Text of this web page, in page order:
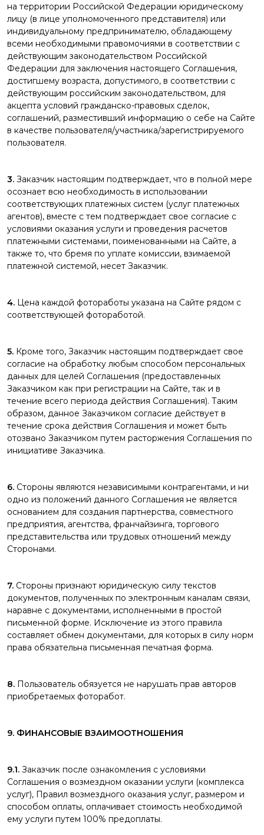
на территории Российской Федерации юридическому
лицу (в лице уполномоченного представителя) или
индивидуальному предпринимателю, обладающему
всеми необходимыми правомочиями в соответствии с
действующим законодательством Российской
Федерации для заключения настоящего Соглашения,
достигшему возраста, допустимого, в соответствии с
действующим российским законодательством, для
акцепта условий гражданско-правовых сделок,
соглашений, разместивший информацию о себе на Сайте
в качестве пользователя/участника/зарегистрируемого
пользователя.
3. Заказчик настоящим подтверждает, что в полной мере
осознает всю необходимость в использовании
соответствующих платежных систем (услуг платежных
агентов), вместе с тем подтверждает свое согласие с
условиями оказания услуги и проведения расчетов
платежными системами, поименованными на Сайте, а
также то, что бремя по уплате комиссии, взимаемой
платежной системой, несет Заказчик.
4. Цена каждой фотоработы указана на Сайте рядом с
соответствующей фотоработой.
5. Кроме того, Заказчик настоящим подтверждает свое
согласие на обработку любым способом персональных
данных для целей Соглашения (предоставленных
Заказчиком как при регистрации на Сайте, так и в
течение всего периода действия Соглашения). Таким
образом, данное Заказчиком согласие действует в
течение срока действия Соглашения и может быть
отозвано Заказчиком путем расторжения Соглашения по
инициативе Заказчика.
6. Стороны являются независимыми контрагентами, и ни
одно из положений данного Соглашения не является
основанием для создания партнерства, совместного
предприятия, агентства, франчайзинга, торгового
представительства или трудовых отношений между
Сторонами.
7. Стороны признают юридическую силу текстов
документов, полученных по электронным каналам связи,
наравне с документами, исполненными в простой
письменной форме. Исключение из этого правила
составляет обмен документами, для которых в силу норм
права обязательна письменная печатная форма.
8. Пользователь обязуется не нарушать прав авторов
приобретаемых фоторабот.
9. ФИНАНСОВЫЕ ВЗАИМООТНОШЕНИЯ
9.1. Заказчик после ознакомления с условиями
Соглашения о возмездном оказании услуги (комплекса
услуг), Правил возмездного оказания услуг, размером и
способом оплаты, оплачивает стоимость необходимой
ему услуги путем 100% предоплаты.